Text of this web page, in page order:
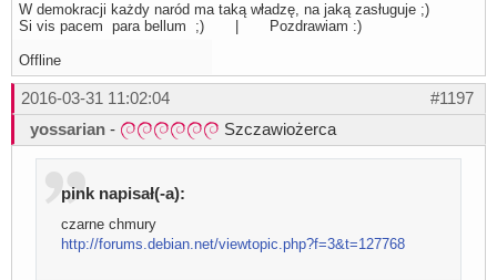
W demokracji każdy naród ma taką władzę, na jaką zasługuje ;)
Si vis pacem para bellum ;) | Pozdrawiam :)
Offline
#1197
2016-03-31 11:02:04
yossarian - Szczawiożerca
pink napisał(-a):
czarne chmury
http://forums.debian.net/viewtopic.php?f=3&t=127768